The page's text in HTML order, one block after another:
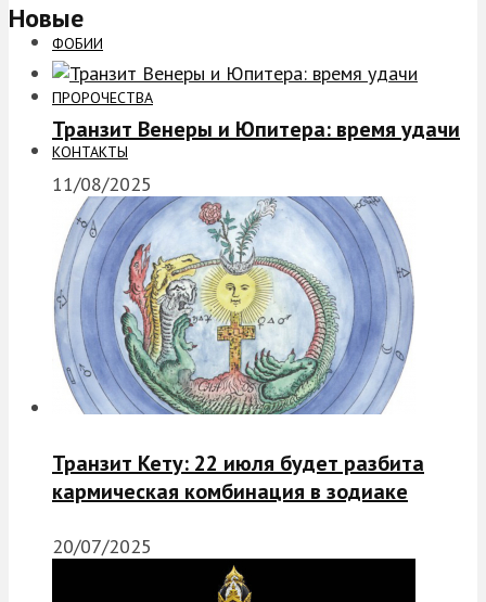
ФОБИИ
ПРОРОЧЕСТВА
КОНТАКТЫ
Новые
Транзит Венеры и Юпитера: время удачи
11/08/2025
Транзит Кету: 22 июля будет разбита
кармическая комбинация в зодиаке
20/07/2025